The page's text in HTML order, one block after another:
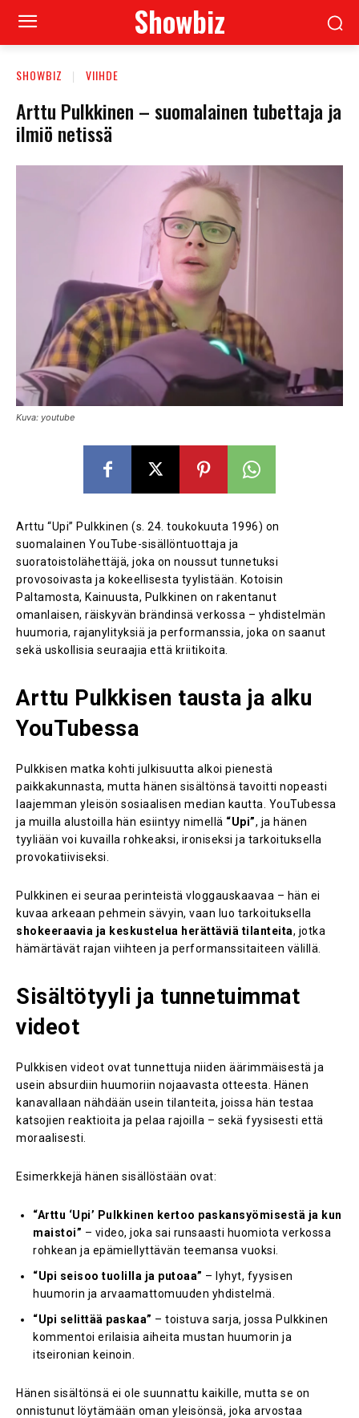
Showbiz
SHOWBIZ VIIHDE
Arttu Pulkkinen – suomalainen tubettaja ja
ilmiö netissä
Kuva: youtube
Arttu “Upi” Pulkkinen (s. 24. toukokuuta 1996) on
suomalainen YouTube-sisällöntuottaja ja
suoratoistolähettäjä, joka on noussut tunnetuksi
provosoivasta ja kokeellisesta tyylistään. Kotoisin
Paltamosta, Kainuusta, Pulkkinen on rakentanut
omanlaisen, räiskyvän brändinsä verkossa – yhdistelmän
huumoria, rajanylityksiä ja performanssia, joka on saanut
sekä uskollisia seuraajia että kriitikoita.
Arttu Pulkkisen tausta ja alku
YouTubessa
Pulkkisen matka kohti julkisuutta alkoi pienestä
paikkakunnasta, mutta hänen sisältönsä tavoitti nopeasti
laajemman yleisön sosiaalisen median kautta. YouTubessa
ja muilla alustoilla hän esiintyy nimellä “Upi”, ja hänen
tyyliään voi kuvailla rohkeaksi, ironiseksi ja tarkoituksella
provokatiiviseksi.
Pulkkinen ei seuraa perinteistä vloggauskaavaa – hän ei
kuvaa arkeaan pehmein sävyin, vaan luo tarkoituksella
shokeeraavia ja keskustelua herättäviä tilanteita, jotka
hämärtävät rajan viihteen ja performanssitaiteen välillä.
Sisältötyyli ja tunnetuimmat
videot
Pulkkisen videot ovat tunnettuja niiden äärimmäisestä ja
usein absurdiin huumoriin nojaavasta otteesta. Hänen
kanavallaan nähdään usein tilanteita, joissa hän testaa
katsojien reaktioita ja pelaa rajoilla – sekä fyysisesti että
moraalisesti.
Esimerkkejä hänen sisällöstään ovat:
“Arttu ‘Upi’ Pulkkinen kertoo paskansyömisestä ja kun
maistoi” – video, joka sai runsaasti huomiota verkossa
rohkean ja epämiellyttävän teemansa vuoksi.
“Upi seisoo tuolilla ja putoaa” – lyhyt, fyysisen
huumorin ja arvaamattomuuden yhdistelmä.
“Upi selittää paskaa” – toistuva sarja, jossa Pulkkinen
kommentoi erilaisia aiheita mustan huumorin ja
itseironian keinoin.
Hänen sisältönsä ei ole suunnattu kaikille, mutta se on
onnistunut löytämään oman yleisönsä, joka arvostaa